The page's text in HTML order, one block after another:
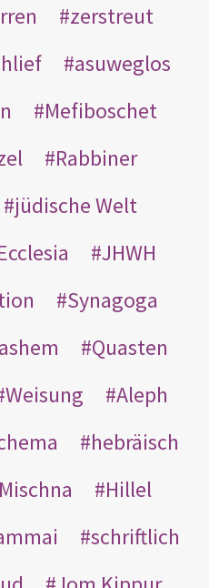
zerstreut
asuweglos
Mefiboschet
Rabbiner
jüdische Welt
JHWH
Synagoga
Quasten
Weisung
Aleph
hebräisch
Mischna
Hillel
schriftlich